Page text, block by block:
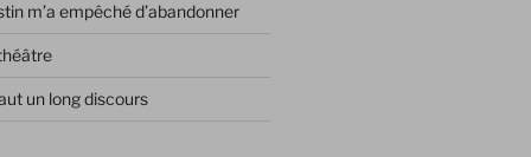
m’a empêché d’abandonner
un long discours